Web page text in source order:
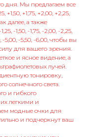
дня. Мы предлагаем все
+1,50, +1,75, +2,00, +2,25,
далее, а также
-1,50, -1,75, -2,00, -2,25,
-5,00, -5,50, -6,00, чтобы вы
для вашего зрения.
и ясное видение, а
лучей.
тонировку,
солнечного света.
и гибкого
их легкими и
модные очки для
и подчеркнут ваш